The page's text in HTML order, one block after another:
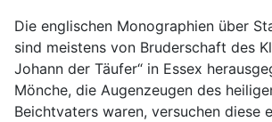
Die englischen Monographien über
sind meistens von Bruderschaft des
Johann der Täufer“ in Essex
Mönche, die Augenzeugen des
Beichtvaters waren, versuchen diese